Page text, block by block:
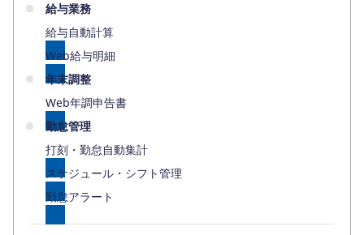
給与業務
給与自動計算
Web給与明細
年末調整
Web年調申告書
勤怠管理
打刻・勤怠自動集計
スケジュール・シフト管理
勤怠アラート